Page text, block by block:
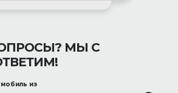
МЫ С
из